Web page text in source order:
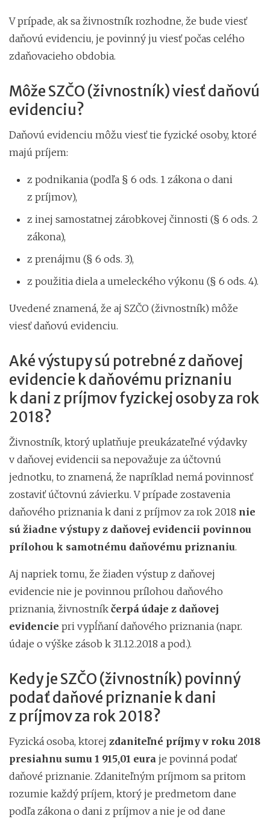
V prípade, ak sa živnostník rozhodne, že bude viesť
daňovú evidenciu, je povinný ju viesť počas celého
zdaňovacieho obdobia.
Môže SZČO (živnostník) viesť daňovú
evidenciu?
Daňovú evidenciu môžu viesť tie fyzické osoby, ktoré
majú príjem:
z podnikania (podľa § 6 ods. 1 zákona o dani
z príjmov),
z inej samostatnej zárobkovej činnosti (§ 6 ods. 2
zákona),
z prenájmu (§ 6 ods. 3),
z použitia diela a umeleckého výkonu (§ 6 ods. 4).
Uvedené znamená, že aj SZČO (živnostník) môže
viesť daňovú evidenciu.
Aké výstupy sú potrebné z daňovej
evidencie k daňovému priznaniu
k dani z príjmov fyzickej osoby za rok
2018?
Živnostník, ktorý uplatňuje preukázateľné výdavky
v daňovej evidencii sa nepovažuje za účtovnú
jednotku, to znamená, že napríklad nemá povinnosť
zostaviť účtovnú závierku. V prípade zostavenia
daňového priznania k dani z príjmov za rok 2018 nie
sú žiadne výstupy z daňovej evidencii povinnou
prílohou k samotnému daňovému priznaniu.
Aj napriek tomu, že žiaden výstup z daňovej
evidencie nie je povinnou prílohou daňového
priznania, živnostník čerpá údaje z daňovej
evidencie pri vypĺňaní daňového priznania (napr.
údaje o výške zásob k 31.12.2018 a pod.).
Kedy je SZČO (živnostník) povinný
podať daňové priznanie k dani
z príjmov za rok 2018?
Fyzická osoba, ktorej zdaniteľné príjmy v roku 2018
presiahnu sumu 1 915,01 eura je povinná podať
daňové priznanie. Zdaniteľným príjmom sa pritom
rozumie každý príjem, ktorý je predmetom dane
podľa zákona o dani z príjmov a nie je od dane